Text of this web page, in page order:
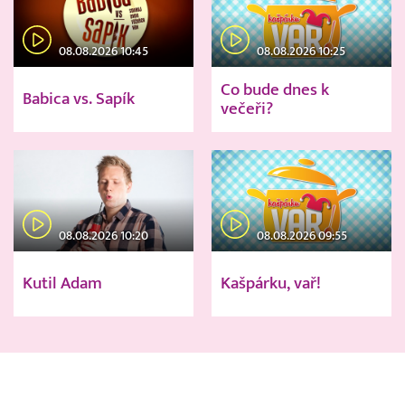
08.08.2026 10:45
Babica vs. Sapík
08.08.2026 10:25
Co bude dnes k
večeři?
08.08.2026 10:20
Kutil Adam
08.08.2026 09:55
Kašpárku, vař!